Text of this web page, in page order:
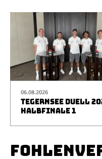
06.08.2026
TEGERNSEE DUELL
HALBFINALE 1